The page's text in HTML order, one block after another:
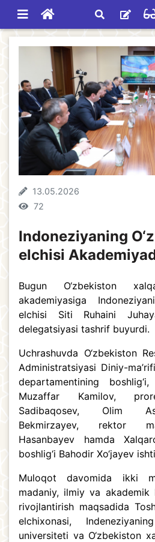
13.05.2026
72
Indoneziyaning
elchisi
Bugun O‘zbekiston
akademiyasiga
elchisi Siti Ruhaini
delegatsiyasi tashrif buyurdi.
Uchrashuvda O‘zbekiston
Administratsiyasi Diniy-
departamentining
Muzaffar Kamilov,
Sadibaqosev, Olim
Bekmirzayev, rektor
Hasanbayev hamda
boshlig‘i Bahodir Xo‘jayev
Muloqot davomida ikki
madaniy, ilmiy va akademik
rivojlantirish maqsadida
elchixonasi,
universiteti va O‘zbekiston